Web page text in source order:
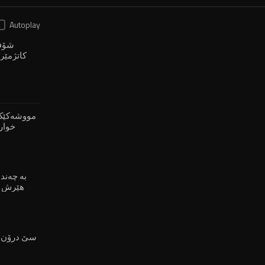
Autoplay
بە
هێرش
سێ درۆن